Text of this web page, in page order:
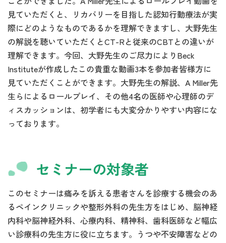
見ていただくと、リカバリーを目指した認知行動療法が実
際にどのようなものであるかを理解できますし、大野先生
の解説を聴いていただくとCT-Rと従来のCBTとの違いが
理解できます。今回、大野先生のご尽力によりBeck
Instituteが作成したこの貴重な動画3本を参加者皆様方に
見ていただくことができます。大野先生の解説、A Miller先
生らによるロールプレイ、その他4名の医師や心理師のデ
ィスカッションは、初学者にも大変分かりやすい内容にな
っております。
セミナーの対象者
このセミナーは痛みを訴える患者さんを診療する機会のあ
るペインクリニックや整形外科の先生方をはじめ、脳神経
内科や脳神経外科、心療内科、精神科、歯科医師など幅広
い診療科の先生方に役に立ちます。うつや不安障害などの